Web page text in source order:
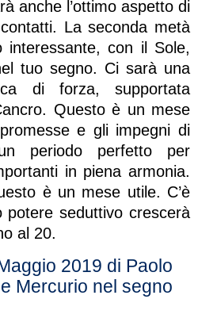
anche l’ottimo aspetto di
La seconda metà
con il Sole,
tuo segno. Ci sarà una
di forza, supportata
Questo è un mese
e gli impegni di
periodo perfetto per
in piena armonia.
è un mese utile. C’è
potere seduttivo crescerà
al 20.
2019 di Paolo
Mercurio nel segno